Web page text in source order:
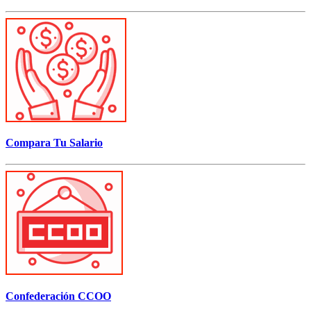
Compara Tu Salario
Confederación CCOO